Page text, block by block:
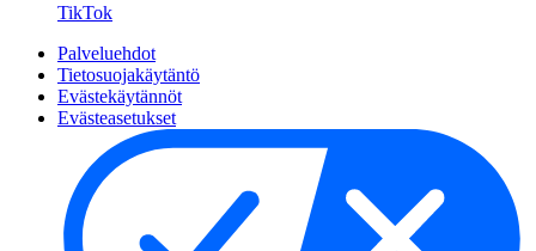
TikTok
Palveluehdot
Tietosuojakäytäntö
Evästekäytännöt
Evästeasetukset